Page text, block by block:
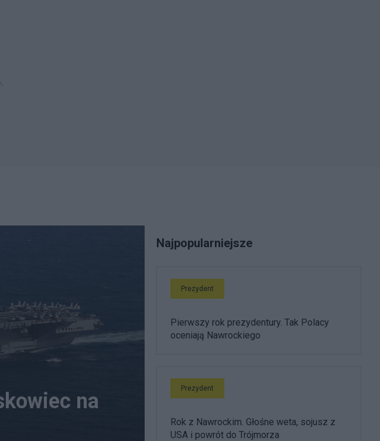
na
Najpopularniejsze
Prezydent
Pierwszy rok prezydentury. Tak Polacy
oceniają Nawrockiego
Prezydent
Rok z Nawrockim. Głośne weta, sojusz z
USA i powrót do Trójmorza